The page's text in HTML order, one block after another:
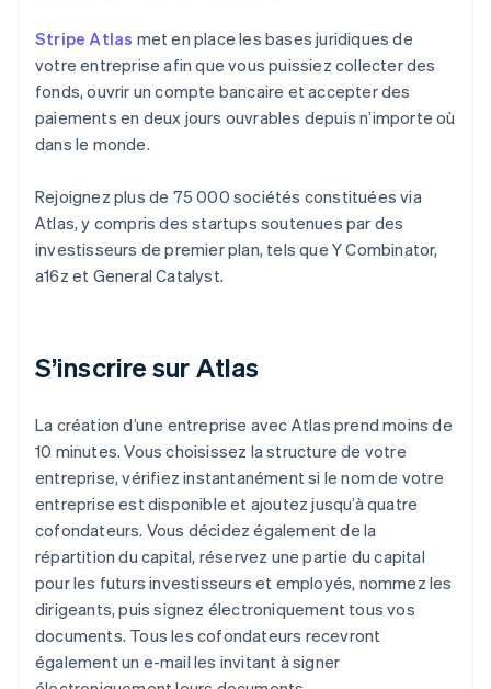
Stripe Atlas met en place les bases juridiques de
votre entreprise afin que vous puissiez collecter des
fonds, ouvrir un compte bancaire et accepter des
paiements en deux jours ouvrables depuis n’importe où
dans le monde.
Rejoignez plus de 75 000 sociétés constituées via
Atlas, y compris des startups soutenues par des
investisseurs de premier plan, tels que Y Combinator,
a16z et General Catalyst.
S’inscrire sur Atlas
La création d’une entreprise avec Atlas prend moins de
10 minutes. Vous choisissez la structure de votre
entreprise, vérifiez instantanément si le nom de votre
entreprise est disponible et ajoutez jusqu’à quatre
cofondateurs. Vous décidez également de la
répartition du capital, réservez une partie du capital
pour les futurs investisseurs et employés, nommez les
dirigeants, puis signez électroniquement tous vos
documents. Tous les cofondateurs recevront
également un e-mail les invitant à signer